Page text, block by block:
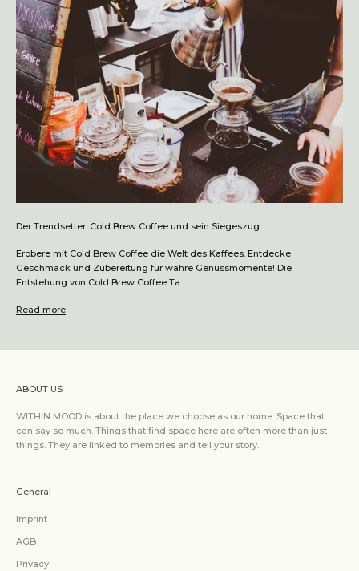
Der Trendsetter: Cold Brew Coffee und sein Siegeszug
Erobere mit Cold Brew Coffee die Welt des Kaffees. Entdecke
Geschmack und Zubereitung für wahre Genussmomente! Die
Entstehung von Cold Brew Coffee Ta...
Read more
ABOUT US
WITHIN MOOD is about the place we choose as our home. Space that
can say so much. Things that find space here are often more than just
things. They are linked to memories and tell your story.
General
Imprint
AGB
Privacy